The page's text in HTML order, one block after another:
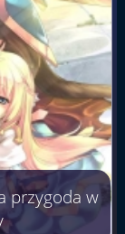
przygoda w